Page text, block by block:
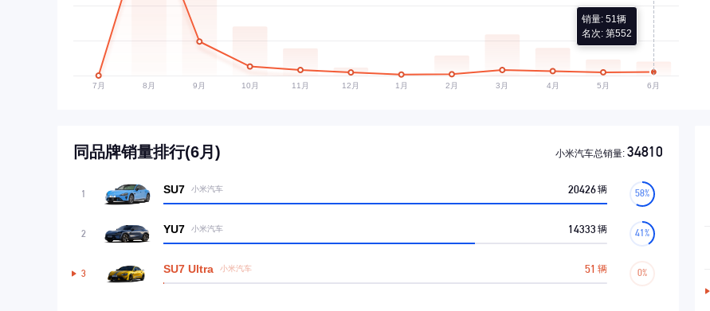
销量: 51辆
名次: 第552
同品牌销量排行(6月) 小米汽车总销量: 34810
1 SU7 小米汽车 20426辆
2 YU7 小米汽车 14333 辆
3 SU7 Ultra 小米汽车 51 辆